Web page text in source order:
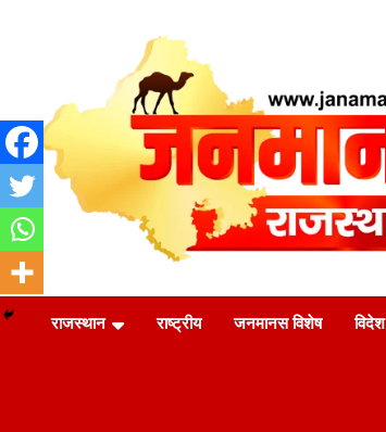
Janamanas.com
राजस्थान राष्ट्रीय जनमानस विशेष विदेश